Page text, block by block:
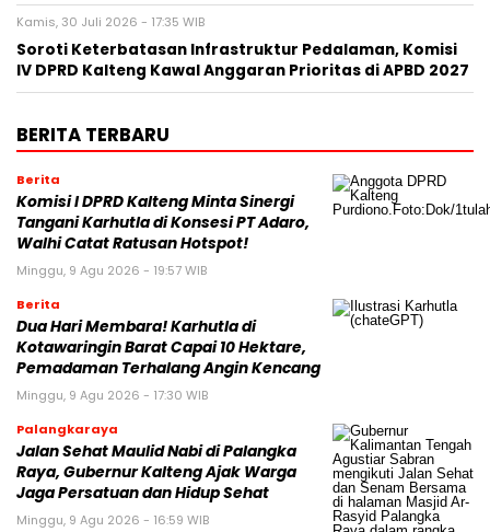
Kamis, 30 Juli 2026 - 17:35 WIB
Soroti Keterbatasan Infrastruktur Pedalaman, Komisi
IV DPRD Kalteng Kawal Anggaran Prioritas di APBD 2027
BERITA TERBARU
Berita
Komisi I DPRD Kalteng Minta Sinergi
Tangani Karhutla di Konsesi PT Adaro,
Walhi Catat Ratusan Hotspot!
Minggu, 9 Agu 2026 - 19:57 WIB
Berita
Dua Hari Membara! Karhutla di
Kotawaringin Barat Capai 10 Hektare,
Pemadaman Terhalang Angin Kencang
Minggu, 9 Agu 2026 - 17:30 WIB
Palangkaraya
Jalan Sehat Maulid Nabi di Palangka
Raya, Gubernur Kalteng Ajak Warga
Jaga Persatuan dan Hidup Sehat
Minggu, 9 Agu 2026 - 16:59 WIB